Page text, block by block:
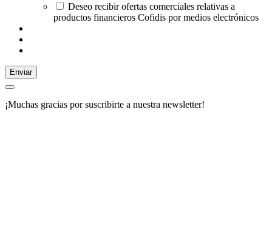
Deseo recibir ofertas comerciales relativas a
productos financieros Cofidis por medios electrónicos
Enviar
¡Muchas gracias por suscribirte a nuestra newsletter!